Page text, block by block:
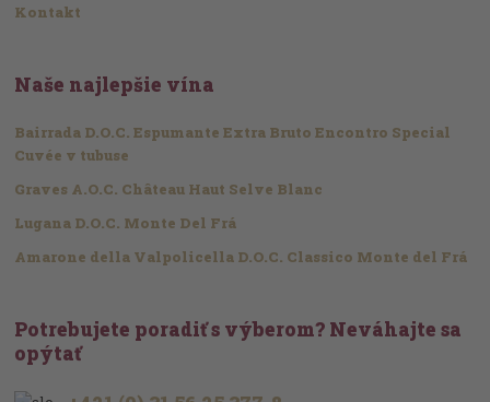
Kontakt
Naše najlepšie vína
Bairrada D.O.C. Espumante Extra Bruto Encontro Special
Cuvée v tubuse
Graves A.O.C. Château Haut Selve Blanc
Lugana D.O.C. Monte Del Frá
Amarone della Valpolicella D.O.C. Classico Monte del Frá
Potrebujete poradiť s výberom? Neváhajte sa
opýtať